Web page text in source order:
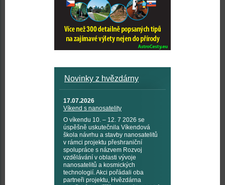
Novinky z hvězdárny
17.07.2026
Víkend s nanosatelity
O víkendu 10. – 12. 7 2026 se
úspěšně uskutečnila Víkendová
škola návrhu a stavby nanosatelitů
v rámci projektu přeshraniční
spolupráce s názvem Rozvoj
vzdělávání v oblasti vývoje
nanosatelitů a kosmických
technologií. Akci pořádali oba
partneři projektu, Hvězdárna